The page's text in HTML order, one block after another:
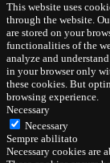
This website uses
through the website.
are stored on your
functionalities of the
analyze and
in your browser only
these cookies. But
browsing experience.
Necessary
Necessary
Sempre abilitato
Necessary cookies are